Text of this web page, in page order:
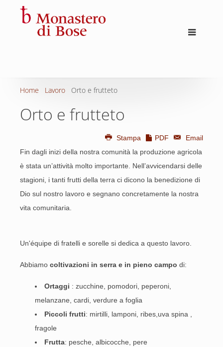
Home Lavoro Orto e frutteto
Orto e frutteto
Stampa PDF
Email
Fin dagli inizi della nostra comunità la produzione agricola
è stata un’attività molto importante. Nell’avvicendarsi delle
stagioni, i tanti frutti della terra ci dicono la benedizione di
Dio sul nostro lavoro e segnano concretamente la nostra
vita comunitaria.
Un'équipe di fratelli e sorelle si dedica a questo lavoro.
Abbiamo coltivazioni in serra e in pieno campo di:
Ortaggi : zucchine, pomodori, peperoni,
melanzane, cardi, verdure a foglia
Piccoli frutti: mirtilli, lamponi, ribes,uva spina ,
fragole
Frutta: pesche, albicocche, pere